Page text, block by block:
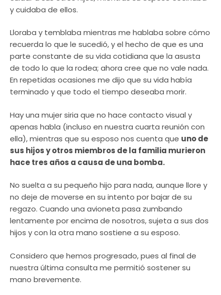
y cuidaba de ellos.
Lloraba y temblaba mientras me hablaba sobre cómo
recuerda lo que le sucedió, y el hecho de que es una
parte constante de su vida cotidiana que la asusta
de todo lo que la rodea; ahora cree que no vale nada.
En repetidas ocasiones me dijo que su vida había
terminado y que todo el tiempo deseaba morir.
Hay una mujer siria que no hace contacto visual y
apenas habla (incluso en nuestra cuarta reunión con
ella), mientras que su esposo nos cuenta que uno de
sus hijos y otros miembros de la familia murieron
hace tres años a causa de una bomba.
No suelta a su pequeño hijo para nada, aunque llore y
no deje de moverse en su intento por bajar de su
regazo. Cuando una avioneta pasa zumbando
lentamente por encima de nosotros, sujeta a sus dos
hijos y con la otra mano sostiene a su esposo.
Considero que hemos progresado, pues al final de
nuestra última consulta me permitió sostener su
mano brevemente.